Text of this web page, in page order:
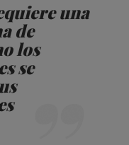
una
de
los
se